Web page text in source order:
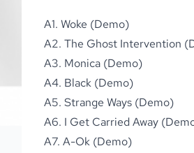
A1. Woke (Demo)
A2. The Ghost Intervention
A3. Monica (Demo)
A4. Black (Demo)
A5. Strange Ways (Demo)
A6. I Get Carried Away
A7. A-Ok (Demo)